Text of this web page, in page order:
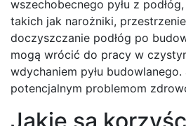
wszechobecnego pyłu z
takich jak narożniki,
doczyszczanie podłóg po
mogą wrócić do pracy w
wdychaniem pyłu
potencjalnym problemom
Jakie są